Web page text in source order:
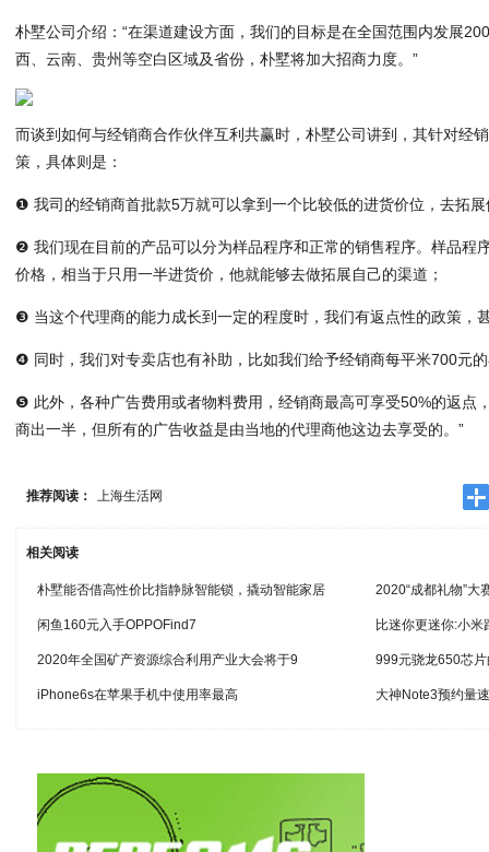
朴墅公司介绍：“在渠道建设方面，我们的目标是在全国范围内发展
西、云南、贵州等空白区域及省份，朴墅将加大招商力度。”
而谈到如何与经销商合作伙伴互利共赢时，朴墅公司讲到，其针对经
策，具体则是：
❶ 我司的经销商首批款5万就可以拿到一个比较低的进货价位，去拓
❷ 我们现在目前的产品可以分为样品程序和正常的销售程序。样品程
价格，相当于只用一半进货价，他就能够去做拓展自己的渠道；
❸ 当这个代理商的能力成长到一定的程度时，我们有返点性的政策，
❹ 同时，我们对专卖店也有补助，比如我们给予经销商每平米700元
❺ 此外，各种广告费用或者物料费用，经销商最高可享受50%的返点
商出一半，但所有的广告收益是由当地的代理商他这边去享受的。”
推荐阅读： 上海生活网
相关阅读
朴墅能否借高性价比指静脉智能锁，撬动智能家居 2020“成都礼物”大
闲鱼160元入手OPPOFind7 比迷你更迷你:小
2020年全国矿产资源综合利用产业大会将于9 999元骁龙650芯
iPhone6s在苹果手机中使用率最高 大神Note3预约量